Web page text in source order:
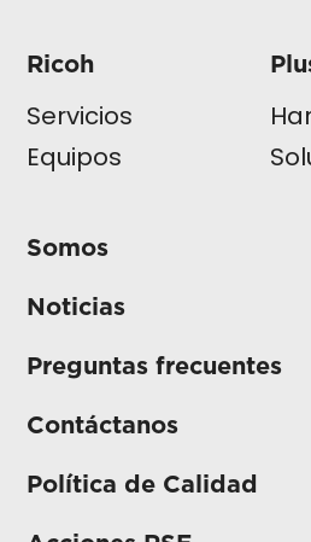
Ricoh
Servicios
Equipos
Somos
Noticias
Preguntas frecuentes
Contáctanos
Política de Calidad